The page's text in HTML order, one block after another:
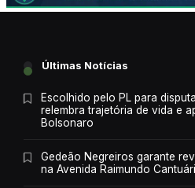
Últimas Notícias
Escolhido pelo PL para
relembra trajetória de vida e
Bolsonaro
Gedeão Negreiros garante
na Avenida Raimundo